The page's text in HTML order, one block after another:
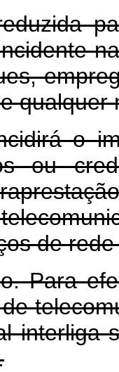
qualquer
o
ou
de
interliga